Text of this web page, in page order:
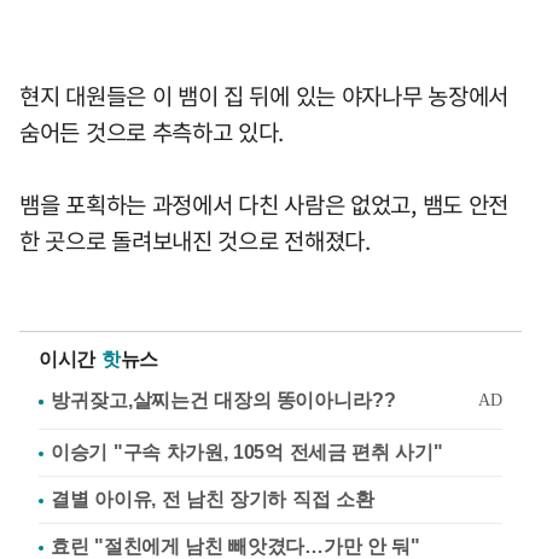
현지 대원들은 이 뱀이 집 뒤에 있는 야자나무 농장에서
숨어든 것으로 추측하고 있다.
뱀을 포획하는 과정에서 다친 사람은 없었고, 뱀도 안전
한 곳으로 돌려보내진 것으로 전해졌다.
이시간 핫뉴스
이승기 "구속 차가원, 105억 전세금 편취 사기"
결별 아이유, 전 남친 장기하 직접 소환
효린 "절친에게 남친 빼앗겼다…가만 안 둬"